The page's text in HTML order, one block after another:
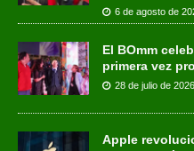
6 de agosto de
El BOmm
primera vez
28 de julio de 2026
Apple